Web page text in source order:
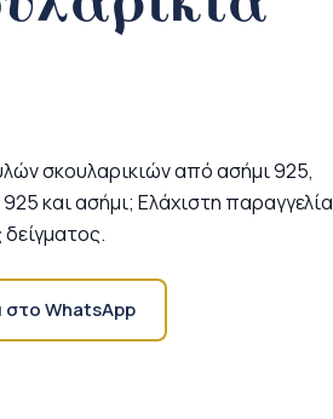
σκουλαρικιών από ασήμι 925,
και ασήμι; Ελάχιστη παραγγελία
στο WhatsApp